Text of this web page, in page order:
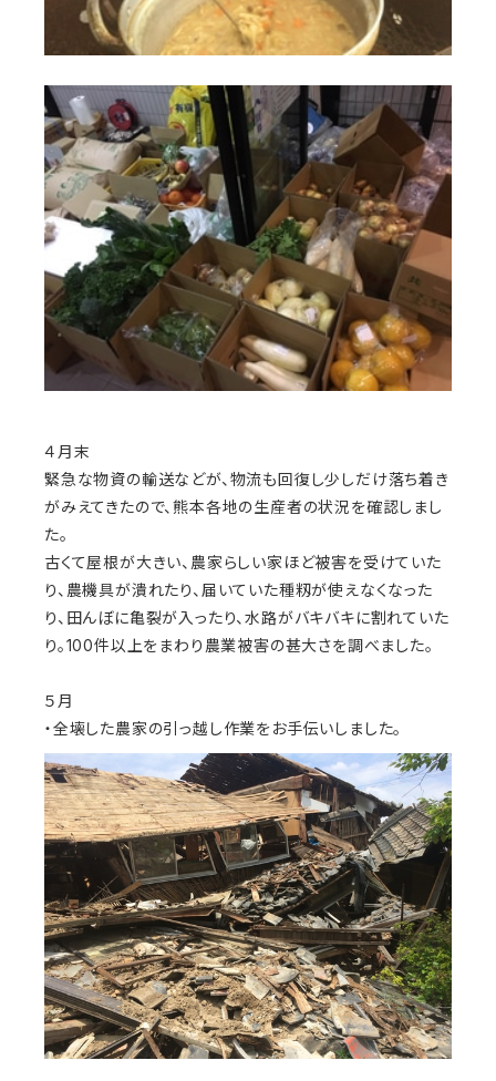
４月末
緊急な物資の輸送などが、物流も回復し少しだけ落ち着き
がみえてきたので、熊本各地の生産者の状況を確認しまし
た。
古くて屋根が大きい、農家らしい家ほど被害を受けていた
り、農機具が潰れたり、届いていた種籾が使えなくなった
り、田んぼに亀裂が入ったり、水路がバキバキに割れていた
り。100件以上をまわり農業被害の甚大さを調べました。
５月
・全壊した農家の引っ越し作業をお手伝いしました。